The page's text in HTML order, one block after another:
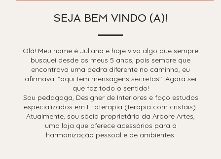
SEJA BEM VINDO (A)!
Olá! Meu nome é Juliana e hoje vivo algo que sempre
busquei desde os meus 5 anos, pois sempre que
encontrava uma pedra diferente no caminho, eu
afirmava: "aqui tem mensagens secretas". Agora sei
que faz todo o sentido!
Sou pedagoga, Designer de Interiores e faço estudos
especializados em Litoterapia (terapia com cristais).
Atualmente, sou sócia proprietária da Arbore Artes,
uma loja que oferece acessórios para a
harmonização pessoal e de ambientes.